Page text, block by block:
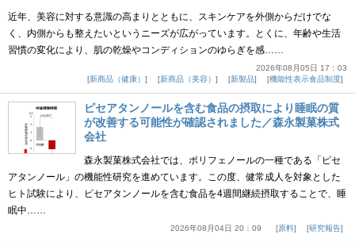
近年、美容に対する意識の高まりとともに、スキンケアを外側からだけでな
く、内側からも整えたいというニーズが広がっています。とくに、年齢や生活
習慣の変化により、肌の乾燥やコンディションのゆらぎを感……
2026年08月05日 17：03
新商品（健康）
新商品（美容） 新製品 機能性表示食品制度
ピセアタンノールを含む食品の摂取により睡眠の質
が改善する可能性が確認されました／森永製菓株式
会社
森永製菓株式会社では、ポリフェノールの一種である「ピセ
アタンノール」の機能性研究を進めています。この度、健常成人を対象とした
ヒト試験により、ピセアタンノールを含む食品を4週間継続摂取することで、睡
眠中……
2026年08月04日 20：09 原料 研究報告